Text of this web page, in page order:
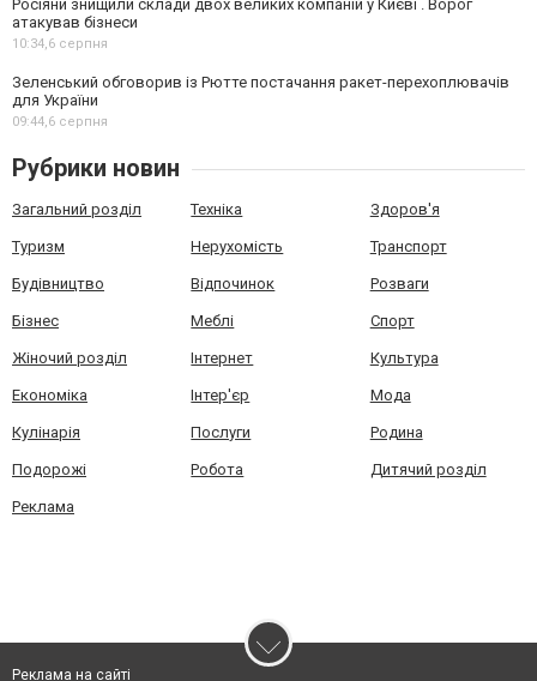
Росіяни знищили склади двох великих компаній у Києві . Ворог
атакував бізнеси
10:34,6 серпня
Зеленський обговорив із Рютте постачання ракет-перехоплювачів
для України
09:44,6 серпня
Рубрики новин
Загальний розділ Техніка Здоров'я
Туризм Нерухомість Транспорт
Будівництво Відпочинок Розваги
Бізнес Меблі Спорт
Жіночий розділ Інтернет Культура
Економіка Інтер'єр Мода
Кулінарія Послуги Родина
Подорожі Робота Дитячий розділ
Реклама
Реклама на сайті